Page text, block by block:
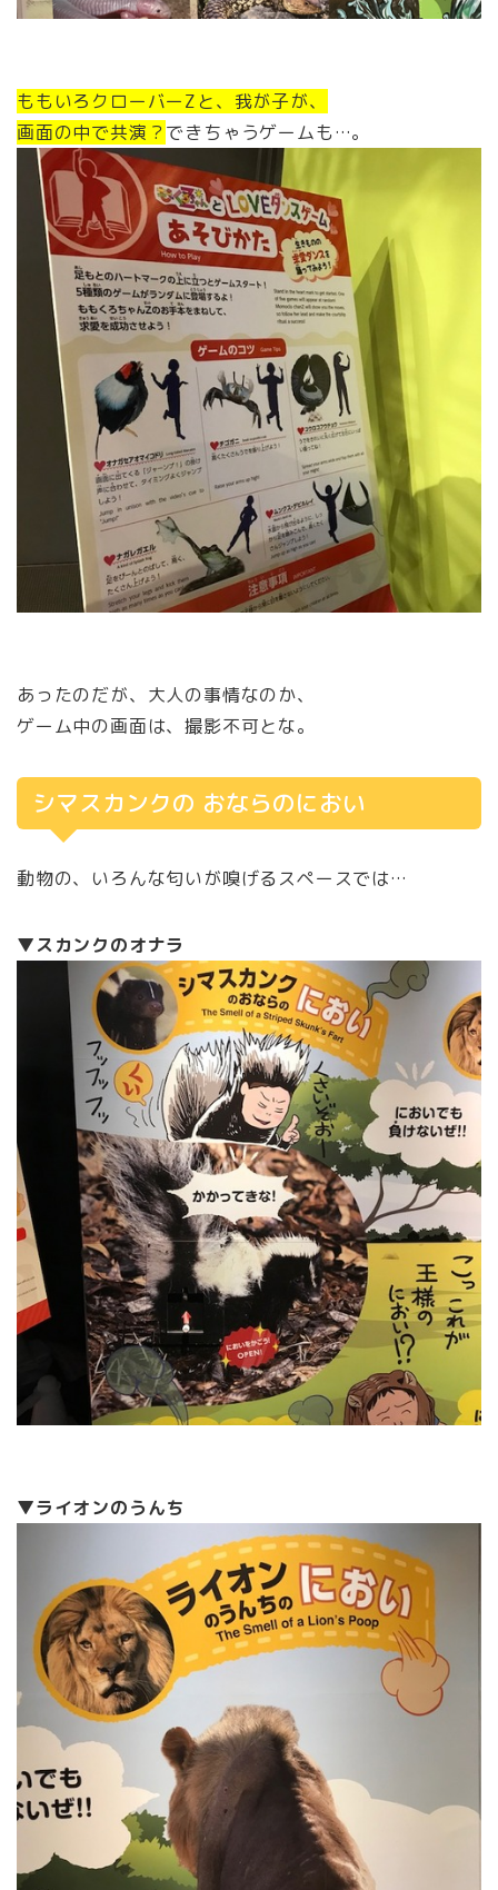
ももいろクローバーZと、我が子が、
画面の中で共演？できちゃうゲームも…。
あったのだが、大人の事情なのか、
ゲーム中の画面は、撮影不可とな。
シマスカンクの おならのにおい
動物の、いろんな匂いが嗅げるスペースでは…
▼スカンクのオナラ
▼ライオンのうんち